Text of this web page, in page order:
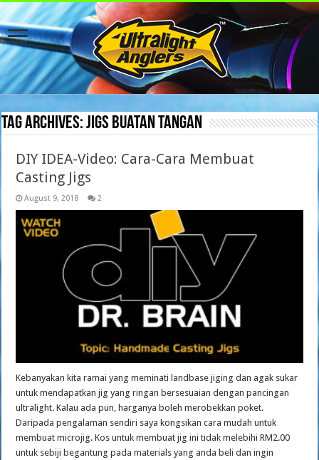
Tag Archives:Jigs buatan tangan
DIY IDEA-Video: Cara-Cara Membuat
Casting Jigs
August 9, 2018 2
Kebanyakan kita ramai yang meminati landbase jiging dan agak sukar
untuk mendapatkan jig yang ringan bersesuaian dengan pancingan
ultralight. Kalau ada pun, harganya boleh merobekkan poket.
Daripada pengalaman sendiri saya kongsikan cara mudah untuk
membuat microjig. Kos untuk membuat jig ini tidak melebihi RM2.00
untuk sebiji begantung pada materials yang anda beli dan ingin